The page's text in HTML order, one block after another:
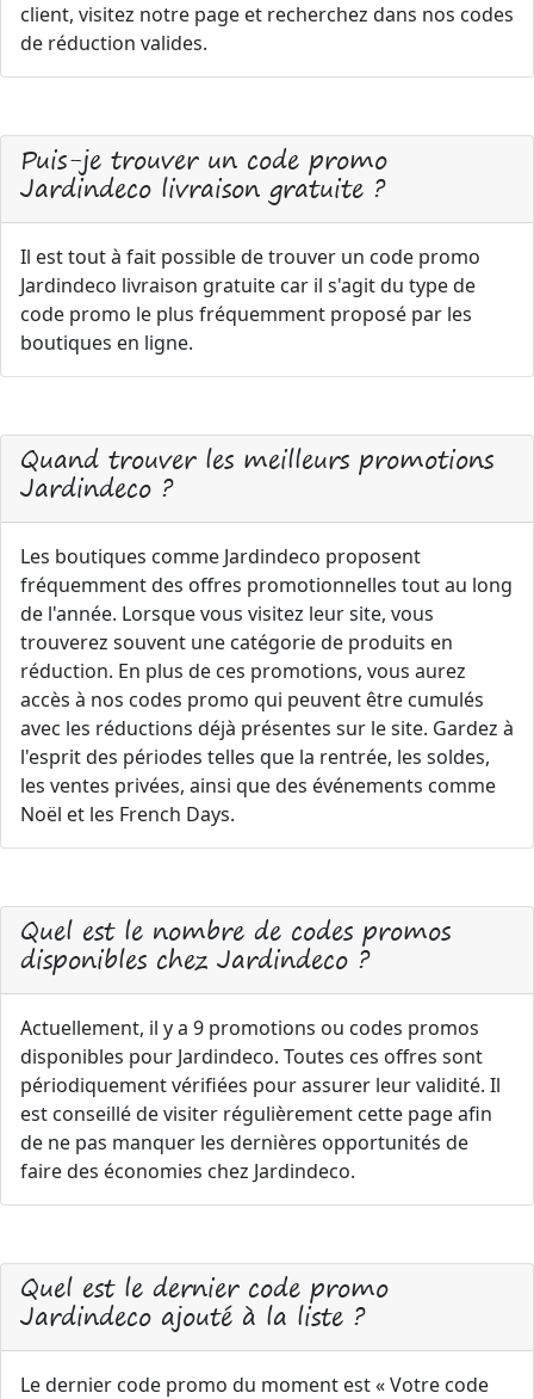
client, visitez notre page et recherchez dans nos codes
de réduction valides.
Puis-je trouver un code promo
Jardindeco livraison gratuite ?
Il est tout à fait possible de trouver un code promo
Jardindeco livraison gratuite car il s'agit du type de
code promo le plus fréquemment proposé par les
boutiques en ligne.
Quand trouver les meilleurs promotions
Jardindeco ?
Les boutiques comme Jardindeco proposent
fréquemment des offres promotionnelles tout au long
de l'année. Lorsque vous visitez leur site, vous
trouverez souvent une catégorie de produits en
réduction. En plus de ces promotions, vous aurez
accès à nos codes promo qui peuvent être cumulés
avec les réductions déjà présentes sur le site. Gardez à
l'esprit des périodes telles que la rentrée, les soldes,
les ventes privées, ainsi que des événements comme
Noël et les French Days.
Quel est le nombre de codes promos
disponibles chez Jardindeco ?
Actuellement, il y a 9 promotions ou codes promos
disponibles pour Jardindeco. Toutes ces offres sont
périodiquement vérifiées pour assurer leur validité. Il
est conseillé de visiter régulièrement cette page afin
de ne pas manquer les dernières opportunités de
faire des économies chez Jardindeco.
Quel est le dernier code promo
Jardindeco ajouté à la liste ?
Le dernier code promo du moment est « Votre code